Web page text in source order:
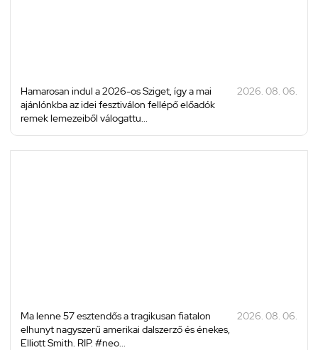
Hamarosan indul a 2026-os Sziget, így a mai
ajánlónkba az idei fesztiválon fellépő előadók
remek lemezeiből válogattu...
2026. 08. 06.
Ma lenne 57 esztendős a tragikusan fiatalon
elhunyt nagyszerű amerikai dalszerző és énekes,
Elliott Smith. RIP. #neo...
2026. 08. 06.